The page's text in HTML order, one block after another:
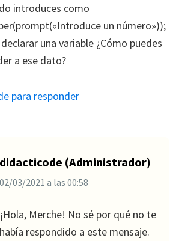
introduces como
un número»));
una variable ¿Cómo puedes
a ese dato?
para responder
didacticode (Administrador)
02/03/2021 a las 00:58
¡Hola, Merche! No sé por qué no te
había respondido a este mensaje.